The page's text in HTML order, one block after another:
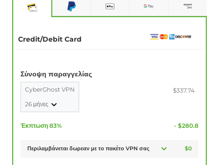
Credit/Debit Card
Σύνοψη παραγγελίας
CyberGhost VPN
26 μήνες
$337.74
Έκπτωση 83% - $280.8
Περιλαμβάνεται δωρεαν με το πακέτο VPN σας $0